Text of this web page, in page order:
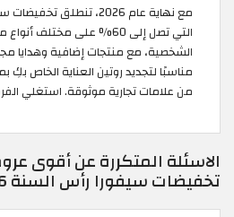
التي تصل إلى 60% على مختلف
الشخصية، مع منتجات إضافية وهدايا
مناسبًا لتجديد روتين العناية الخاص
من علامات تجارية موثوقة. استغلي
الاسئلة المتكررة عن أقوى
تخفيضات سيفورا رأس السنة 2026